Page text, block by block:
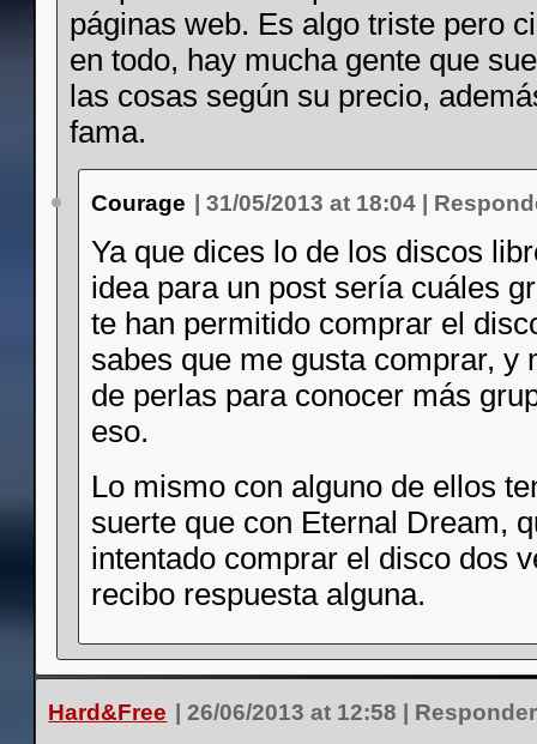
páginas web. Es algo triste pero
en todo, hay mucha gente que
las cosas según su precio,
fama.
Courage 31/05/2013 at 18:04
Ya que dices lo de los discos
idea para un post sería cuáles
te han permitido comprar el
sabes que me gusta comprar, y
de perlas para conocer más
eso.
Lo mismo con alguno de ellos
suerte que con Eternal Dream,
intentado comprar el disco dos
recibo respuesta alguna.
Hard&Free |26/06/2013 at 12:58 Responder